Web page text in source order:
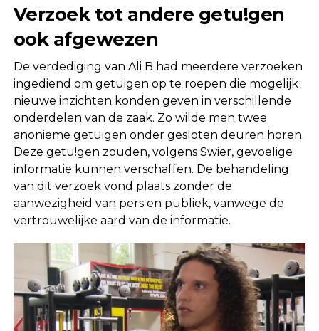
Verzoek tot andere getu!gen
ook afgewezen
De verdediging van Ali B had meerdere verzoeken
ingediend om getuigen op te roepen die mogelijk
nieuwe inzichten konden geven in verschillende
onderdelen van de zaak. Zo wilde men twee
anonieme getuigen onder gesloten deuren horen.
Deze getu!gen zouden, volgens Swier, gevoelige
informatie kunnen verschaffen. De behandeling
van dit verzoek vond plaats zonder de
aanwezigheid van pers en publiek, vanwege de
vertrouwelijke aard van de informatie.